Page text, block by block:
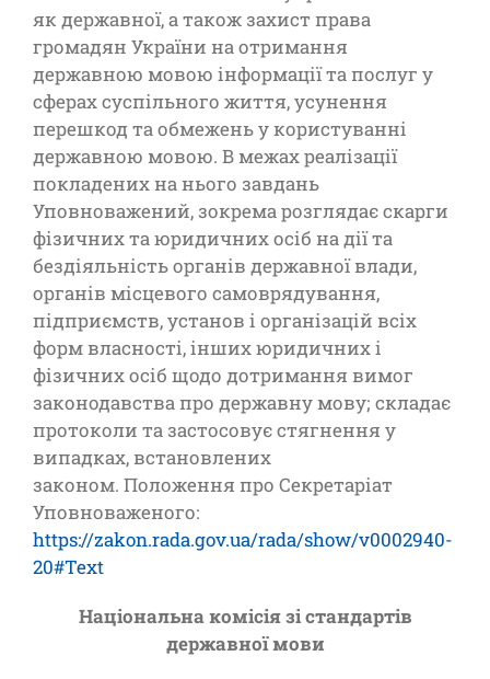
як державної, а також захист права
громадян України на отримання
державною мовою інформації та послуг у
сферах суспільного життя, усунення
перешкод та обмежень у користуванні
державною мовою. В межах реалізації
покладених на нього завдань
Уповноважений, зокрема розглядає скарги
фізичних та юридичних осіб на дії та
бездіяльність органів державної влади,
органів місцевого самоврядування,
підприємств, установ і організацій всіх
форм власності, інших юридичних і
фізичних осіб щодо дотримання вимог
законодавства про державну мову; складає
протоколи та застосовує стягнення у
випадках, встановлених
законом. Положення про Секретаріат
Уповноваженого:
https://zakon.rada.gov.ua/rada/show/v0002940-
20#Text
Національна комісія зі стандартів
державної мови